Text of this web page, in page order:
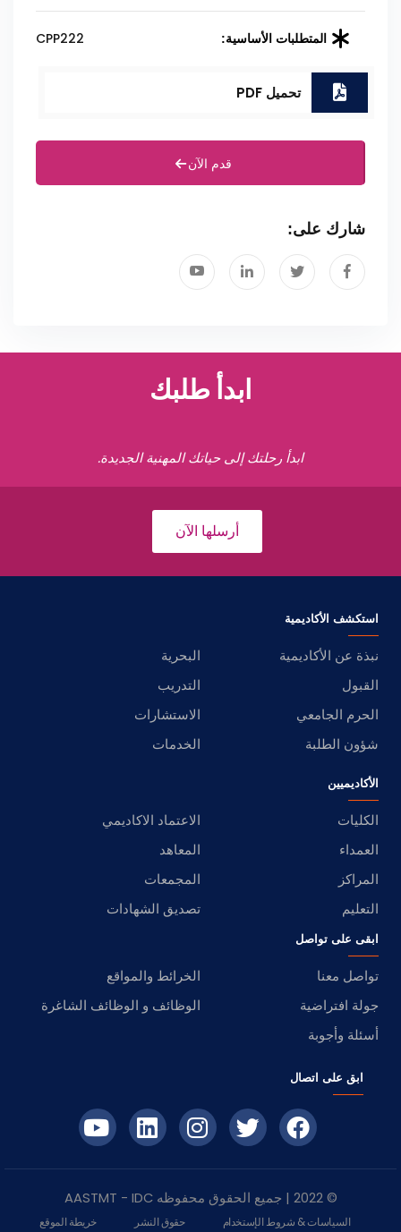
المتطلبات الأساسية: CPP222
تحميل PDF
قدم الآن
شارك على:
ابدأ طلبك
ابدأ رحلتك إلى حياتك المهنية الجديدة.
أرسلها الآن
استكشف الأكاديمية
نبذة عن الأكاديمية
البحرية
القبول
التدريب
الحرم الجامعي
الاستشارات
شؤون الطلبة
الخدمات
الأكاديميين
الكليات
الاعتماد الاكاديمي
العمداء
المعاهد
المراكز
المجمعات
التعليم
تصديق الشهادات
ابقى على تواصل
تواصل معنا
الخرائط والمواقع
جولة افتراضية
الوظائف و الوظائف الشاغرة
أسئلة وأجوبة
ابق على اتصال
© 2022 | جميع الحقوق محفوظه IDC
- AASTMT
السياسات & شروط الإستخدام حقوق النشر خريطة الموقع